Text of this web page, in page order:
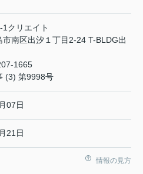
クリエイト
市南区出汐１丁目2-24 T-BLDG出
1665
(3) 第9998号
07日
21日
情報の見方